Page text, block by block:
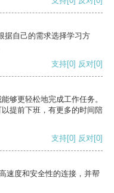
据自己的需求选择学习方
支持[0] 反对[0]
够更轻松地完成工作任务。
提前下班，有更多的时间陪
支持[0] 反对[0]
速度和安全性的连接，并帮